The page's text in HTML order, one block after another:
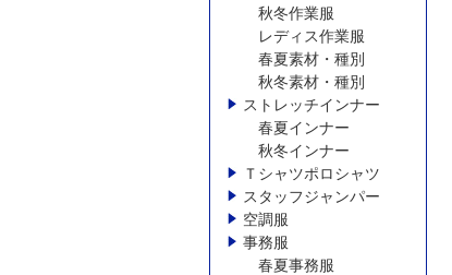
秋冬作業服
レディス作業服
春夏素材・種別
秋冬素材・種別
ストレッチインナー
春夏インナー
秋冬インナー
Ｔシャツポロシャツ
スタッフジャンパー
空調服
事務服
春夏事務服